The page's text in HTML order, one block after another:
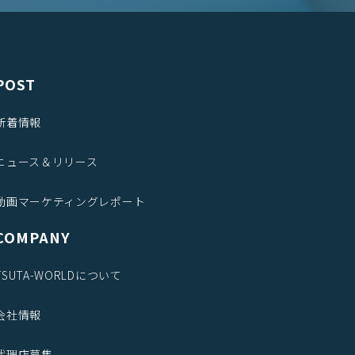
着情報
ュース＆リリース
画マーケティングレポート
WORLDについて
社情報